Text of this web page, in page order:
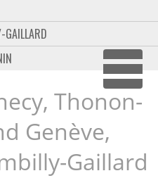
GAILLARD
Thonon-
Genève,
Gaillard